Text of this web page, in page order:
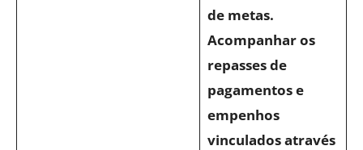
de metas.
Acompanhar os
repasses de
pagamentos e
empenhos
vinculados através